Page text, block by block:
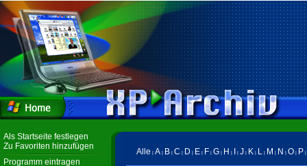
Als Startseite festlegen
Zu Favoriten hinzufügen
Programm eintragen
Alle A B C D E F G H J K L M N O P